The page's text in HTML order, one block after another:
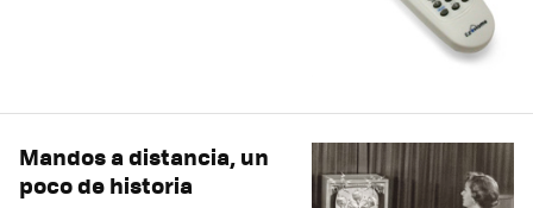
Mandos a distancia, un
poco de historia